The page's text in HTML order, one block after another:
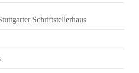
Schriftstellerhaus